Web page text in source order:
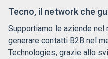
Tecno, il network che
Supportiamo le aziende
generare contatti B2B nel
Technologies, grazie allo